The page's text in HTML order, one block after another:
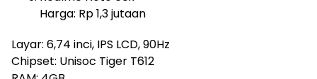
Harga: Rp 1,3 jutaan
Layar: 6,74 inci, IPS LCD, 90Hz
Chipset: Unisoc Tiger T612